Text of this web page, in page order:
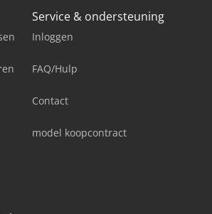
Service & ondersteuning
Inloggen
FAQ/Hulp
Contact
model koopcontract